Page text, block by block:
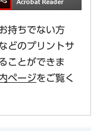
持ちでない方
どのプリントサ
ことができま
ページをご覧く